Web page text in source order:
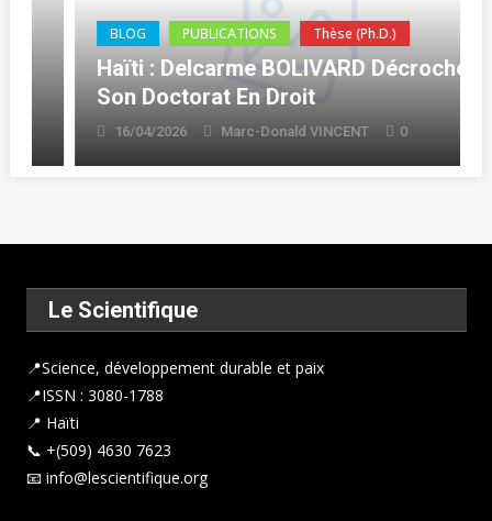
PUBLICATIONS Thèse (Ph.D.)
Haïti : Delcarme BOLIVARD Décroche
Son Doctorat En Droit
16/04/2026 Marc-Donald VINCENT 0
Le Scientifique
📍Science, développement durable et paix
📍ISSN : 3080-1788
📍 Haïti
📞 +(509) 4630 7623
📧 info@lescientifique.org